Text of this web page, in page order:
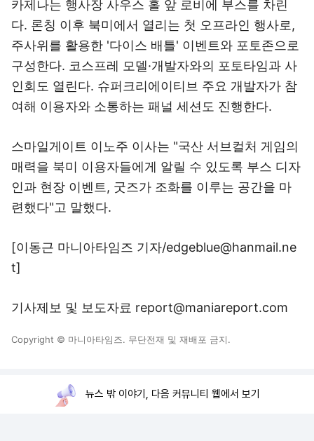
카제나는 행사장 사우스 홀 앞 로비에 부스를 차린
다. 론칭 이후 북미에서 열리는 첫 오프라인 행사로,
주사위를 활용한 '다이스 배틀' 이벤트와 포토존으로
구성한다. 코스프레 모델·개발자와의 포토타임과 사
인회도 열린다. 슈퍼크리에이티브 주요 개발자가 참
여해 이용자와 소통하는 패널 세션도 진행한다.
스마일게이트 이노주 이사는 "국산 서브컬처 게임의
매력을 북미 이용자들에게 알릴 수 있도록 부스 디자
인과 현장 이벤트, 굿즈가 조화를 이루는 공간을 마
련했다"고 말했다.
[이동근 마니아타임즈 기자/edgeblue@hanmail.ne
t]
기사제보 및 보도자료 report@maniareport.com
Copyright © 마니아타임즈. 무단전재 및 재배포 금지.
뉴스 밖 이야기, 다음 커뮤니티 웹에서 보기